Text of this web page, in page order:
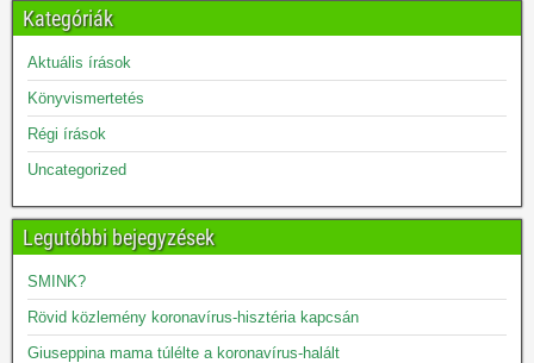
Kategóriák
Aktuális írások
Könyvismertetés
Régi írások
Uncategorized
Legutóbbi bejegyzések
SMINK?
Rövid közlemény koronavírus-hisztéria kapcsán
Giuseppina mama túlélte a koronavírus-halált